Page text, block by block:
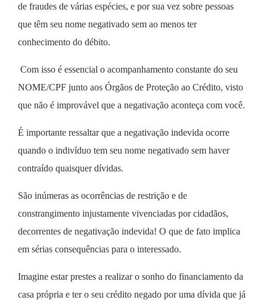
de fraudes de várias espécies, e por sua vez sobre pessoas
que têm seu nome negativado sem ao menos ter
conhecimento do débito.
Com isso é essencial o acompanhamento constante do seu
NOME/CPF junto aos Órgãos de Proteção ao Crédito, visto
que não é improvável que a negativação aconteça com você.
É importante ressaltar que a negativação indevida ocorre
quando o indivíduo tem seu nome negativado sem haver
contraído quaisquer dívidas.
São inúmeras as ocorrências de restrição e de
constrangimento injustamente vivenciadas por cidadãos,
decorrentes de negativação indevida! O que de fato implica
em sérias consequências para o interessado.
Imagine estar prestes a realizar o sonho do financiamento da
casa própria e ter o seu crédito negado por uma dívida que já